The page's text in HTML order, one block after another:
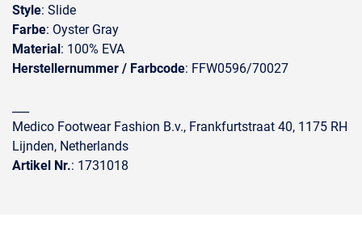
Style: Slide
Farbe: Oyster Gray
Material: 100% EVA
Herstellernummer / Farbcode: FFW0596/70027
Medico Footwear Fashion B.v., Frankfurtstraat 40, 1175 RH
Lijnden, Netherlands
Artikel Nr.: 1731018